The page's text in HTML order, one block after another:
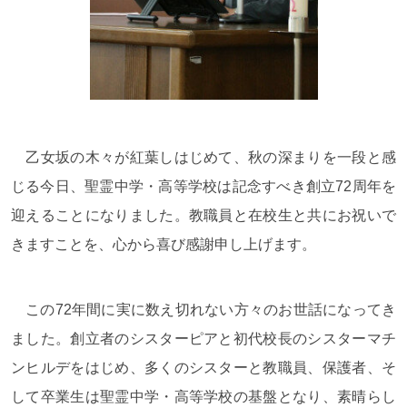
乙女坂の木々が紅葉しはじめて、秋の深まりを一段と感
じる今日、聖霊中学・高等学校は記念すべき創立72周年を
迎えることになりました。教職員と在校生と共にお祝いで
きますことを、心から喜び感謝申し上げます。
この72年間に実に数え切れない方々のお世話になってき
ました。創立者のシスターピアと初代校長のシスターマチ
ンヒルデをはじめ、多くのシスターと教職員、保護者、そ
して卒業生は聖霊中学・高等学校の基盤となり、素晴らし